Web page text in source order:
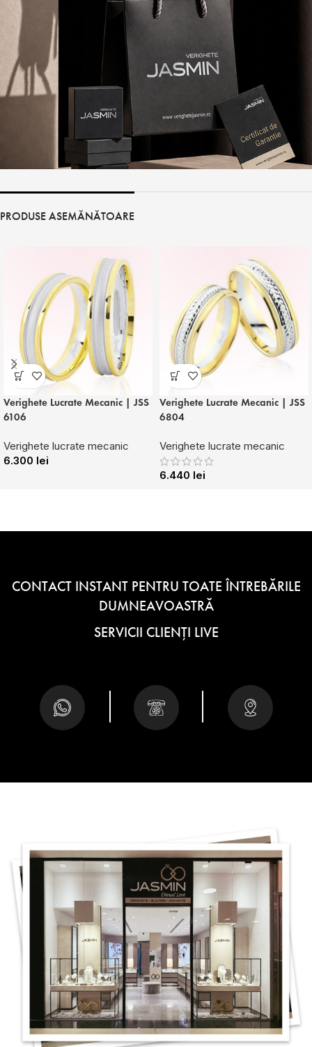
PRODUSE ASEMĂNĂTOARE
Verighete Lucrate Mecanic | JSS
6106
Verighete lucrate mecanic
6.300 lei
Verighete Lucrate Mecanic | JSS
6804
Verighete lucrate mecanic
6.440 lei
CONTACT INSTANT PENTRU TOATE ÎNTREBĂRILE
DUMNEAVOASTRĂ
SERVICII CLIENȚI LIVE